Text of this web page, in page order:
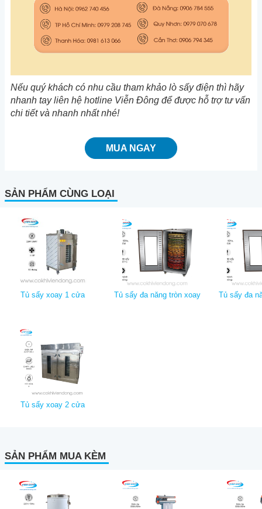
Nếu quý khách có nhu cầu tham khảo lò sấy điện thì hãy
nhanh tay liên hệ hotline Viễn Đông để được hỗ trợ tư vấn
chi tiết và nhanh nhất nhé!
MUA NGAY
SẢN PHẨM CÙNG LOẠI
Tủ sấy xoay 1 cửa Tủ sấy đa năng tròn xoay Tủ sấy đa
Tủ sấy xoay 2 cửa
SẢN PHẨM MUA KÈM